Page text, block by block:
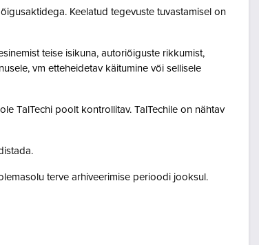
Keelatud tegevuste tuvastamisel on
teise isikuna, autoriõiguste rikkumist,
vm etteheidetav käitumine või sellisele
TalTechi poolt kontrollitav. TalTechile on nähtav
terve arhiveerimise perioodi jooksul.